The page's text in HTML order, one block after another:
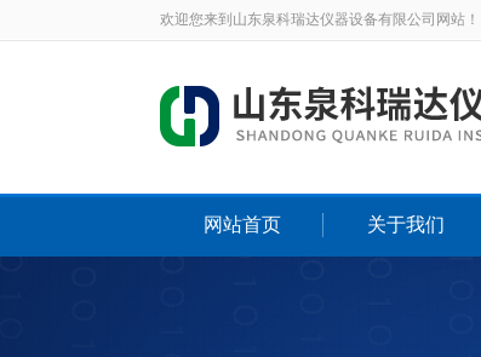
欢迎您来到山东泉科瑞达仪器设备有限公司网站！
网站首页 关于我们